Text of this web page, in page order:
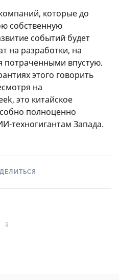
которые до
собственную
событий будет
на разработки, на
потраченными впустую.
этого говорить
на
это китайское
полноценно
техногигантам Запада.